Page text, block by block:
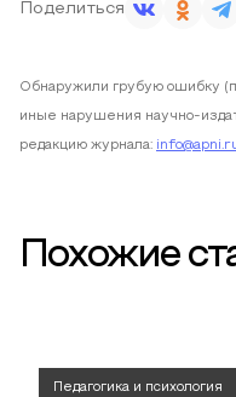
Поделиться
Обнаружили грубую ошибку
иные нарушения научно-
редакцию журнала:
Похожие
Педагогика и психология